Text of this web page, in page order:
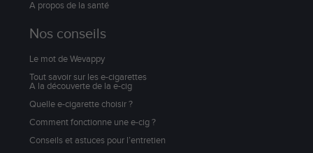
A propos de la santé
Nos conseils
Le mot de Wevappy
Tout savoir sur les e-cigarettes
A la découverte de la e-cig
Quelle e-cigarette choisir ?
Comment fonctionne une e-cig ?
Conseils et astuces pour l’entretien